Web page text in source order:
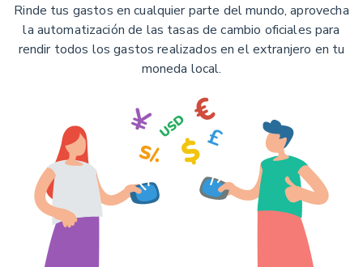
Rinde tus gastos en cualquier parte del mundo, aprovecha
la automatización de las tasas de cambio oficiales para
rendir todos los gastos realizados en el extranjero en tu
moneda local.